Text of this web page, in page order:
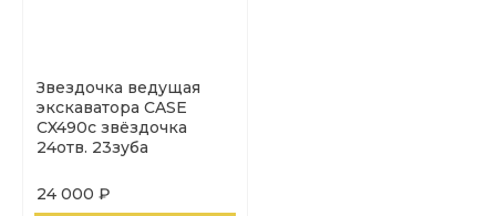
Звездочка ведущая
экскаватора CASE
CX490c звёздочка
24отв. 23зуба
24 000 ₽